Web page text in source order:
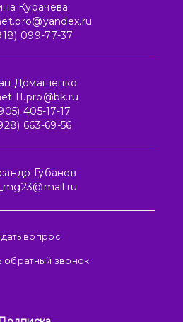
Курачева
099-77-37
Домашенко
405-17-17
663-69-56
Губанов
вопрос
обратный звонок